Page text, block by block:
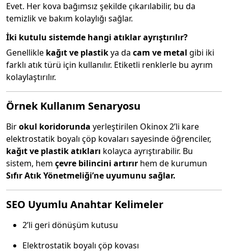
Evet. Her kova bağımsız şekilde çıkarılabilir, bu da
temizlik ve bakım kolaylığı sağlar.
İki kutulu sistemde hangi atıklar ayrıştırılır?
Genellikle kağıt ve plastikya da cam ve metal gibi iki
farklı atık türü için kullanılır. Etiketli renklerle bu ayrım
kolaylaştırılır.
Örnek Kullanım Senaryosu
Birokul koridorunda yerleştirilen Okinox 2’li kare
elektrostatik boyalı çöp kovaları sayesinde öğrenciler,
kağıt ve plastik atıkları kolayca ayrıştırabilir. Bu
sistem, hem çevre bilincini artırır hem de kurumun
Sıfır Atık Yönetmeliği’ne uyumunu sağlar.
SEO Uyumlu Anahtar Kelimeler
2’li geri dönüşüm kutusu
Elektrostatik boyalı çöp kovası